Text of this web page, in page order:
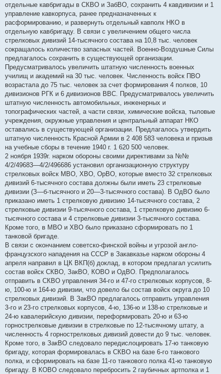
отдельные кавбригады в СКВО и ЗабВО, сохранить 4 кавдивизии и 1
управление кавкорпуса, ранее предназначенных к
расформированию, и развернуть отдельный кавполк НКО в
отдельную кавбригаду. В связи с увеличением общего числа
стрелковых дивизий 14-тысячного состава на 10,8 тыс. человек
сокращалось количество запасных частей. Военно-Воздушные Силы
предлагалось сохранить в существующей организации.
Предусматривалось увеличить штатную численность военных
училищ и академий на 30 тыс. человек. Численность войск ПВО
возрастала до 75 тыс. человек за счет формирования 4 полков, 10
дивизионов РГК и 6 дивизионов ВВС. Предусматривалось увеличить
штатную численность автомобильных, инженерных и
топографических частей, а части связи, химические войска, тыловые
учреждения, окружные управления и центральный аппарат НКО
оставались в существующей организации. Предлагалось утвердить
штатную численность Красной Армии в 2 408 583 человека и призыв
на учебные сборы в течение 1940 г. 1 620 500 человек.
2 ноября 1939г. нарком обороны своими директивами за №№
4/2/49683—4/2/496686 установил организационную структуру
стрелковых войск МВО, ХВО, ОрВО, которые вместо 32 стрелковых
дивизий 6-тысячного состава должны были иметь 23 стрелковые
дивизии (З—б-тысячного и 20—3-тысячного состава). В ОдВО было
приказано иметь 1 стрелковую дивизию 14-тысячного состава, 2
стрелковые дивизии 9-тысячного состава, 1 стрелковую дивизию 6-
тысячного состава и 4 стрелковые дивизии 3-тысячного состава.
Кроме того, в МВО и ХВО было приказано сформировать по 1
танковой бригаде.
В связи с окончанием советско-финской войны и угрозой англо-
французского нападения на СССР в Закавказье нарком обороны 4
апреля направил в ЦК ВКП(б) доклад, в котором предлагал усилить
состав войск СКВО, ЗакВО, КОВО и ОдВО. Предполагалось
отправить в СКВО управления 34-го и 47-го стрелковых корпусов, 8-
ю, 100-ю и 164-ю дивизии, что довело бы состав войск округа до 10
стрелковых дивизий. В ЗакВО предлагалось отправить управления
3-го и 23-го стрелковых корпусов, 4-ю, 136-ю и 138-ю стрелковые и
24-ю кавалерийскую дивизии, переформировать 20-ю и 63-ю
горнострелковые дивизии в стрелковые по 12-тысячному штату, а
численность 4 горнострелковых дивизий довести до 9 тыс. человек.
Кроме того, в ЗакВО следовало передислоцировать 17-ю танковую
бригаду, которая формировалась в СКВО на базе 6-го танкового
полка, и сформировать на базе 11-го танкового полка 41-ю танковую
бригаду. В КОВО следовало перебросить 2 гаубичных артполка и 1